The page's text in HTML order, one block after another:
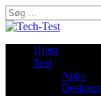
Søg
efter:
Hjem
Test
Apps